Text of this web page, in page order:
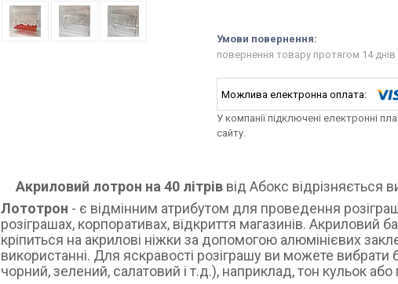
повернення товару протягом 14 днів
У компанії підключені електронні
сайту.
Акриловий лотрон на 40 літрів від Абокс відрізняється
Лототрон - є відмінним атрибутом для проведення
розіграшах, корпоративах, відкриття магазинів. Акриловий
кріпиться на акрилові ніжки за допомогою алюмінієвих
використанні. Для яскравості розіграшу ви можете
чорний, зелений, салатовий і т.д.), наприклад, тон кульок або